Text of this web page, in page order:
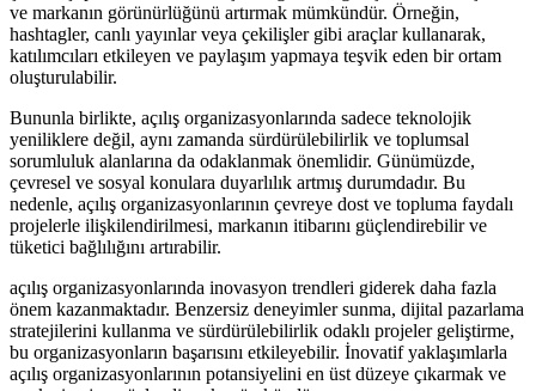
ve markanın görünürlüğünü artırmak mümkündür. Örneğin,
hashtagler, canlı yayınlar veya çekilişler gibi araçlar kullanarak,
katılımcıları etkileyen ve paylaşım yapmaya teşvik eden bir ortam
oluşturulabilir.
Bununla birlikte, açılış organizasyonlarında sadece teknolojik
yeniliklere değil, aynı zamanda sürdürülebilirlik ve toplumsal
sorumluluk alanlarına da odaklanmak önemlidir. Günümüzde,
çevresel ve sosyal konulara duyarlılık artmış durumdadır. Bu
nedenle, açılış organizasyonlarının çevreye dost ve topluma faydalı
projelerle ilişkilendirilmesi, markanın itibarını güçlendirebilir ve
tüketici bağlılığını artırabilir.
açılış organizasyonlarında inovasyon trendleri giderek daha fazla
önem kazanmaktadır. Benzersiz deneyimler sunma, dijital pazarlama
stratejilerini kullanma ve sürdürülebilirlik odaklı projeler geliştirme,
bu organizasyonların başarısını etkileyebilir. İnovatif yaklaşımlarla
açılış organizasyonlarının potansiyelini en üst düzeye çıkarmak ve